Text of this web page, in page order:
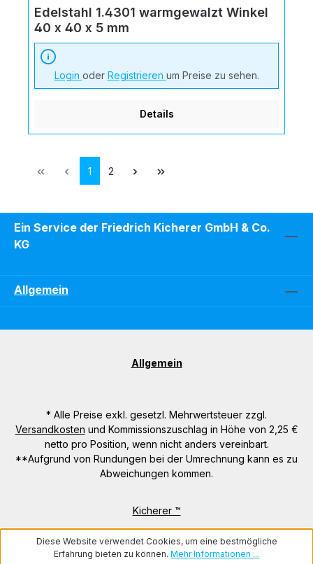
Edelstahl 1.4301 warmgewalzt Winkel
40 x 40 x 5 mm
Login oder Registrieren um Preise zu sehen.
Details
Seite
1 Seite
2
Ein Service der Friedrich Kicherer GmbH & Co.
KG
Allgemein
Allgemein
* Alle Preise exkl. gesetzl. Mehrwertsteuer zzgl.
Versandkosten und Kommissionszuschlag in Höhe von 2,25 €
netto pro Position, wenn nicht anders vereinbart.
**Aufgrund von Rundungen bei der Umrechnung kann es zu
Abweichungen kommen.
Kicherer ™
Diese Website verwendet Cookies, um eine bestmögliche
Erfahrung bieten zu können. Mehr Informationen ...